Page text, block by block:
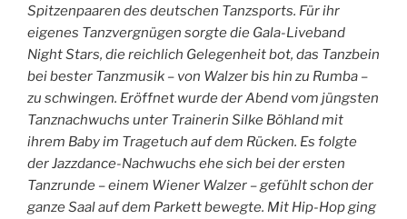
Spitzenpaaren des deutschen Tanzsports. Für ihr
eigenes Tanzvergnügen sorgte die Gala-Liveband
Night Stars, die reichlich Gelegenheit bot, das Tanzbein
bei bester Tanzmusik – von Walzer bis hin zu Rumba –
zu schwingen. Eröffnet wurde der Abend vom jüngsten
Tanznachwuchs unter Trainerin Silke Böhland mit
ihrem Baby im Tragetuch auf dem Rücken. Es folgte
der Jazzdance-Nachwuchs ehe sich bei der ersten
Tanzrunde – einem Wiener Walzer – gefühlt schon der
ganze Saal auf dem Parkett bewegte. Mit Hip-Hop ging